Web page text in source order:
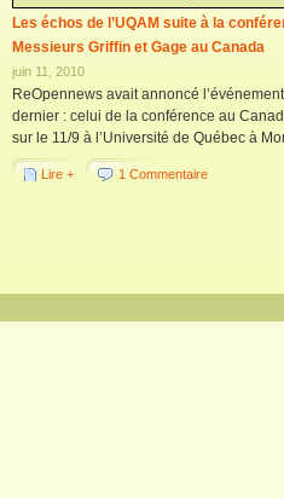
Les échos de l’UQAM suite à la
Messieurs Griffin et Gage au Canada
juin 11, 2010
ReOpennews avait annoncé
dernier : celui de la conférence au
sur le 11/9 à l’Université de Québec à
Lire + 1 Commentaire